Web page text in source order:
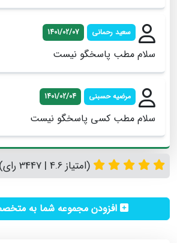
سعید رحمانی 1401/02/07
سلام مطب پاسخگو نیست
مرضیه حسبنی 1401/02/04
سلام مطب کسی پاسخگو نیست
(امتیاز 4.6 | 3447 رای)
افزودن مجموعه شما به